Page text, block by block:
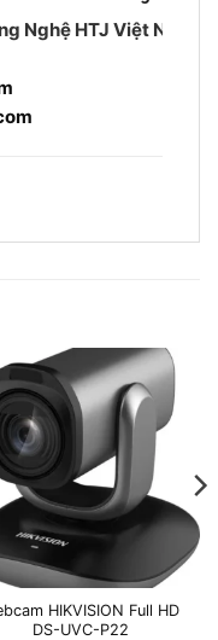
Nghệ HTJ Việt Nam
HIKVISION Full HD
DS-UVC-P22